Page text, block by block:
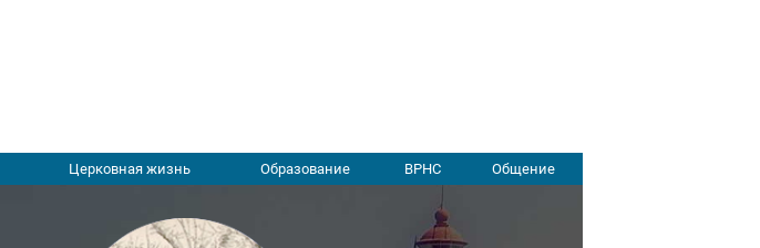
Церковная жизнь Образование ВРНС Общение